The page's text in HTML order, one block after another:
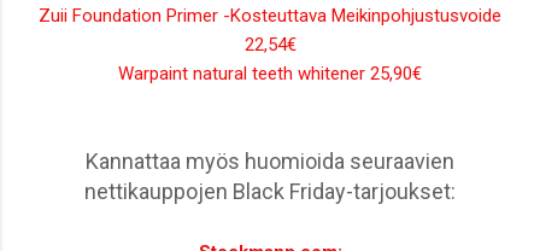
Zuii Foundation Primer -Kosteuttava Meikinpohjustusvoide
22,54€
Warpaint natural teeth whitener 25,90€
Kannattaa myös huomioida seuraavien
nettikauppojen Black Friday-tarjoukset: